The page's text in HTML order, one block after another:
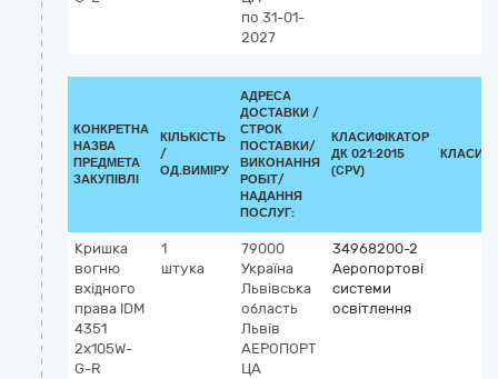
по 31-01-
2027
КОНКРЕТНА
НАЗВА
ПРЕДМЕТА
ЗАКУПІВЛІ
КІЛЬКІСТЬ
/
ОД.ВИМІРУ
АДРЕСА
ДОСТАВКИ /
СТРОК
ПОСТАВКИ/
ВИКОНАННЯ
РОБІТ/
НАДАННЯ
ПОСЛУГ:
КЛАСИФІКАТОР
ДК 021:2015
(CPV)
Кришка
вогню
вхідного
права IDM
4351
2х105W-
G-R
1
штука
79000
Україна
Львівська
область
Львів
АЕРОПОРТ
ЦА
34968200-2
Аеропортові
системи
освітлення